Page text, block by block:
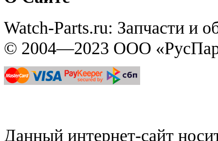
Watch-Parts.ru: Запчасти и
© 2004—2023 ООО
Данный интернет-сайт